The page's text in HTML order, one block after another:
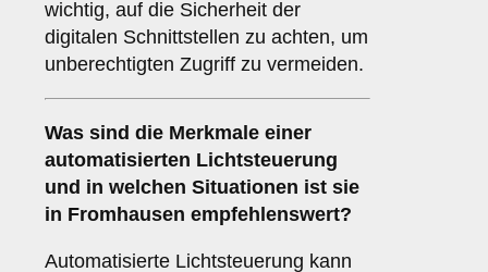
wichtig, auf die Sicherheit der
digitalen Schnittstellen zu achten, um
unberechtigten Zugriff zu vermeiden.
Was sind die Merkmale einer
automatisierten Lichtsteuerung
und in welchen Situationen ist sie
in Fromhausen empfehlenswert?
Automatisierte Lichtsteuerung kann